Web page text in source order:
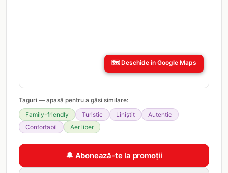
🗺️Deschide în Google Maps
Taguri — apasă pentru a găsi similare:
Family-friendly
Turistic Liniștit
Autentic
Confortabil
Aer liber
🔔 Abonează-te la promoții